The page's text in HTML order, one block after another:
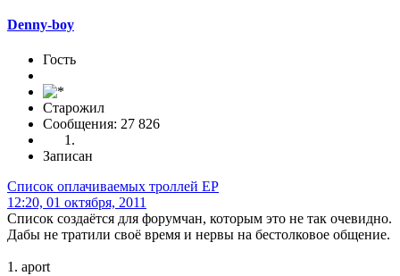
Denny-boy
Гость
Старожил
Сообщения: 27 826
Записан
Список оплачиваемых троллей ЕР
12:20, 01 октября, 2011
Список создаётся для форумчан, которым это не так очевидно.
Дабы не тратили своё время и нервы на бестолковое общение.
1. aport